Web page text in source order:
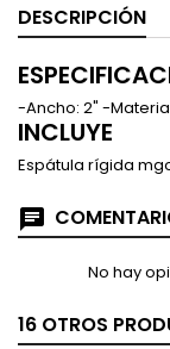
DESCRIPCIÓN
-Ancho: 2" -
INCLUYE
Espátula rígida
No hay
16 OTROS